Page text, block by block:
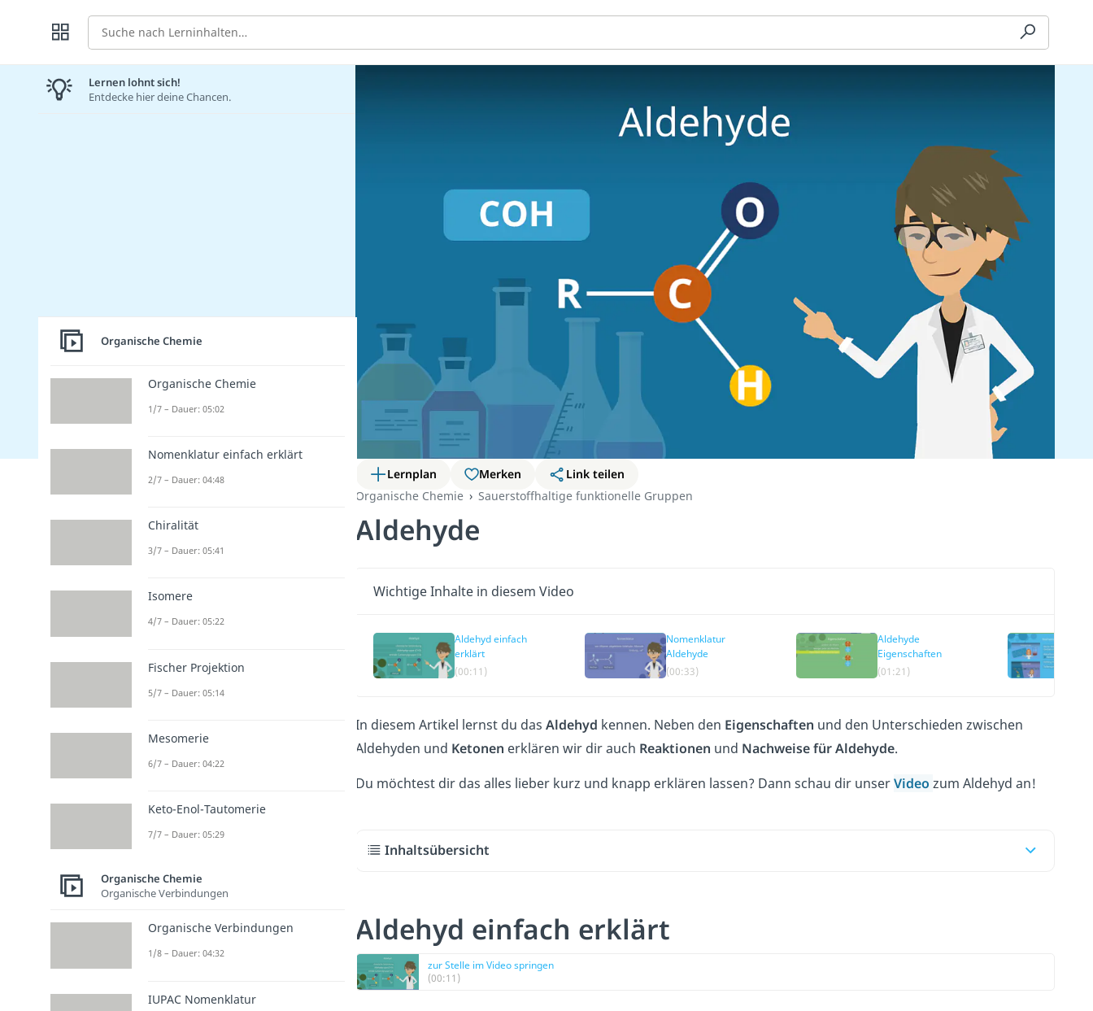
Suche
Lernplan Merken
Link teilen
Organische Chemie
Sauerstoffhaltige funktionelle Gruppen
Aldehyde
Wichtige Inhalte in diesem Video
Aldehyd einfach
erklärt
(00:11)
Nomenklatur
Aldehyde
(00:33)
Aldehyde
Eigenschaften
(01:21)
In diesem Artikel lernst du das Aldehyd kennen. Neben den Eigenschaften und den Unterschieden zwischen
Aldehyden und Ketonen erklären wir dir auch Reaktionen und NachweisefürAldehyde.
Du möchtest dir das alles lieber kurz und knapp erklären lassen? Dann schau dir unserVideo zum Aldehyd an!
Inhaltsübersicht
Aldehyd einfach erklärt
zur Stelle im Video springen
(00:11)
Lernen lohnt sich!
Entdecke hier deine Chancen.
Organische Chemie
Organische Chemie
1/7 – Dauer: 05:02
Nomenklatur einfach erklärt
2/7 – Dauer: 04:48
Chiralität
3/7 – Dauer: 05:41
Isomere
4/7 – Dauer: 05:22
Fischer Projektion
5/7 – Dauer: 05:14
Mesomerie
6/7 – Dauer: 04:22
Keto-Enol-Tautomerie
7/7 – Dauer: 05:29
Organische Chemie
Organische Verbindungen
Organische Verbindungen
1/8 – Dauer: 04:32
IUPAC Nomenklatur